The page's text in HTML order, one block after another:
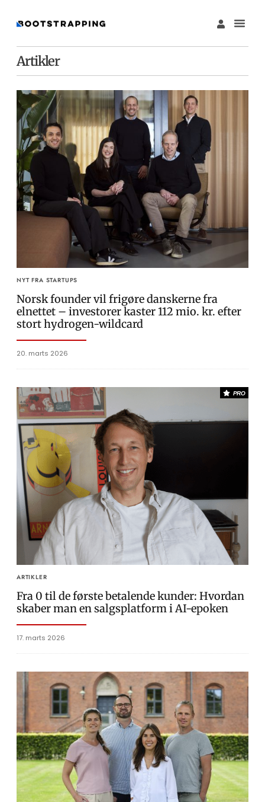
Artikler
NYT FRA STARTUPS
Norsk founder vil frigøre danskerne fra
elnettet – investorer kaster 112 mio. kr. efter
stort hydrogen-wildcard
20. marts 2026
PRO
ARTIKLER
Fra 0 til de første betalende kunder: Hvordan
skaber man en salgsplatform i AI-epoken
17. marts 2026